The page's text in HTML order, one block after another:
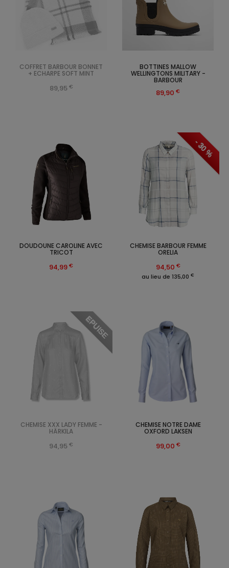
DOUDOUNE CAROLINE AVEC
TRICOT
94,99 €
- 30 %
CHEMISE BARBOUR FEMME
ORELIA
94,50 €
au lieu de 135,00 €
CHEMISE NOTRE DAME
OXFORD LAKSEN
99,00 €
COFFRET BARBOUR BONNET
+ ECHARPE SOFT MINT
89,95 €
EPUISE
CHEMISE XXX LADY FEMME -
HÄRKILA
94,95 €
BOTTINES MALLOW
WELLINGTONS MILITARY -
BARBOUR
89,90 €